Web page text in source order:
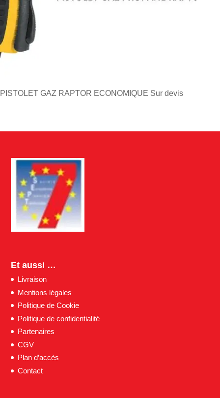
PISTOLET GAZ RAPTOR ECONOMIQUE Sur devis
Et aussi …
Livraison
Mentions légales
Politique de Cookie
Politique de confidentialité
Partenaires
CGV
Plan d’accès
Contact